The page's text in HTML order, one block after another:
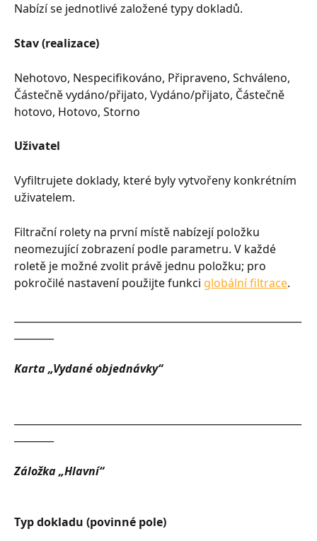
Nabízí se jednotlivé založené typy dokladů.
Stav (realizace)
Nehotovo, Nespecifikováno, Připraveno, Schváleno,
Částečně vydáno/přijato, Vydáno/přijato, Částečně
hotovo, Hotovo, Storno
Uživatel
Vyfiltrujete doklady, které byly vytvořeny konkrétním
uživatelem.
Filtrační rolety na první místě nabízejí položku
neomezující zobrazení podle parametru. V každé
roletě je možné zvolit právě jednu položku; pro
pokročilé nastavení použijte funkci globální filtrace.
Karta „Vydané objednávky“
Záložka „Hlavní“
Typ dokladu (povinné pole)